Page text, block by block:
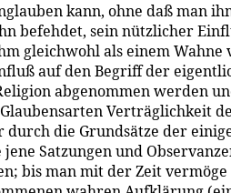
kann, ohne daß man
befehdet, sein nützlicher
gleichwohl als einem Wahne
auf den Begriff der
abgenommen werden
Verträglichkeit
durch die Grundsätze der
Satzungen und
bis man mit der Zeit